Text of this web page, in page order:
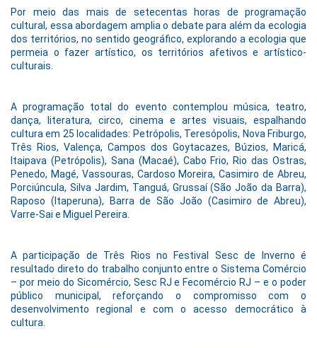
Por meio das mais de setecentas horas de programação
cultural, essa abordagem amplia o debate para além da ecologia
dos territórios, no sentido geográfico, explorando a ecologia que
permeia o fazer artístico, os territórios afetivos e artístico-
culturais.
​A programação total do evento contemplou música, teatro,
dança, literatura, circo, cinema e artes visuais, espalhando
cultura em 25 localidades: Petrópolis, Teresópolis, Nova Friburgo,
Três Rios, Valença, Campos dos Goytacazes, Búzios, Maricá,
Itaipava (Petrópolis), Sana (Macaé), Cabo Frio, Rio das Ostras,
Penedo, Magé, Vassouras, Cardoso Moreira, Casimiro de Abreu,
Porciúncula, Silva Jardim, Tanguá, Grussaí (São João da Barra),
Raposo (Itaperuna), Barra de São João (Casimiro de Abreu),
Varre-Sai e Miguel Pereira.
A participação de Três Rios no Festival Sesc de Inverno é
resultado direto do trabalho conjunto entre o Sistema Comércio
– por meio do Sicomércio, Sesc RJ e Fecomércio RJ – e o poder
público municipal, reforçando o compromisso com o
desenvolvimento regional e com o acesso democrático à
cultura.